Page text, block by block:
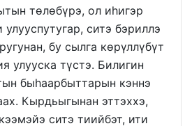
төлөбүрэ, ол иһигэр
ситэ бэриллэ
бу сылга көрүллүбүт
улууска түстэ. Билигин
быһаарбыттарын кэннэ
Кырдьыгынан эттэххэ,
ситэ тиийбэт, ити